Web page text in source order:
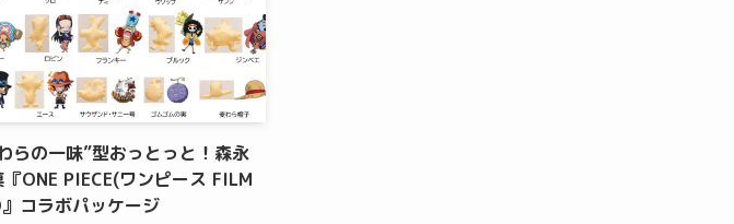
らの一味”型おっとっと！森永
ONE PIECE(ワンピース FILM
』コラボパッケージ